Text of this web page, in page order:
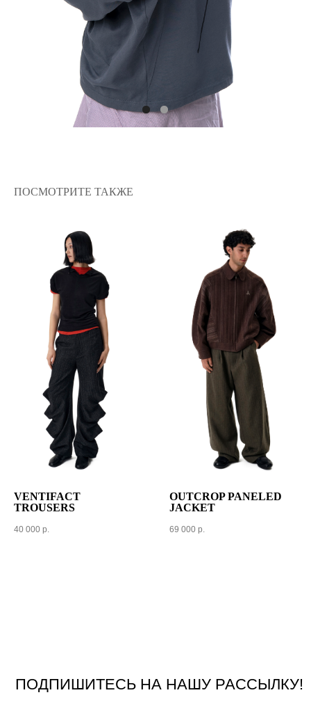
ПОСМОТРИТЕ ТАКЖЕ
VENTIFACT
TROUSERS
40 000 р.
OUTCROP PANELED
JACKET
69 000 р.